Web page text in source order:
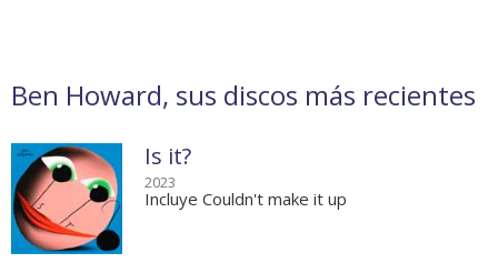
Ben Howard, sus discos más recientes
Is it?
2023
Incluye Couldn't make it up